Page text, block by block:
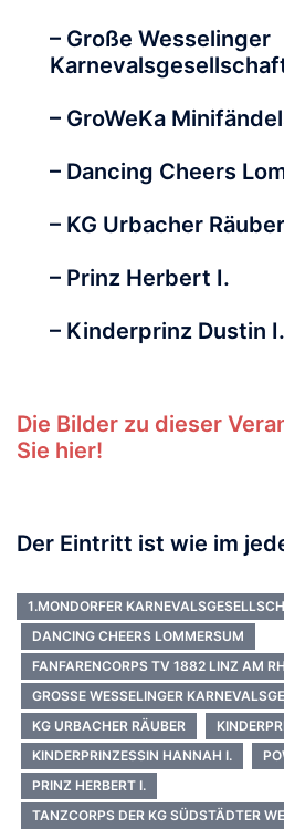
– Große Wesselinger
– GroWeKa
– Dancing Cheers
– KG Urbacher Räuber
– Prinz Herbert I.
– Kinderprinz Dustin I.
Die Bilder zu dieser
Sie hier!
Der Eintritt ist wie im
1.MONDORFER
DANCING CHEERS LOMMERSUM
FANFARENCORPS TV 1882 LINZ AM
GROSSE WESSELINGER
KG URBACHER RÄUBER
KINDERPRINZESSIN HANNAH I.
PRINZ HERBERT I.
TANZCORPS DER KG SÜDSTÄDTER